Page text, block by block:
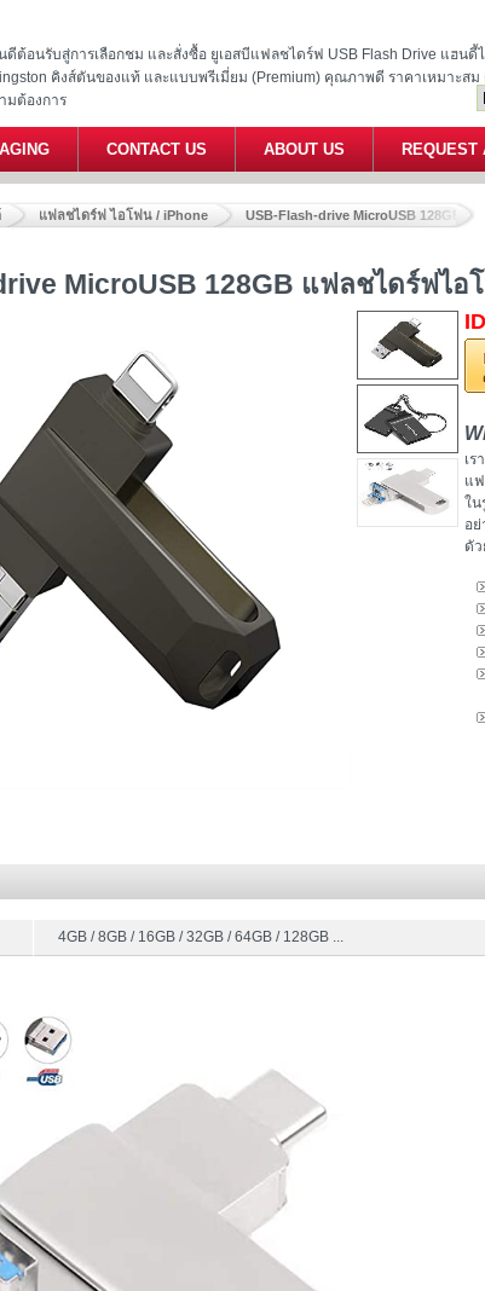
ดีต้อนรับสู่การเลือกชม และสั่งซื้อ ยูเอสบีแฟลชไดร์ฟ USB Flash Drive แฮนดี้
คิงส์ตันของแท้ และแบบพรีเมี่ยม (Premium) คุณภาพดี ราคาเหมาะส
มต้องการ
CONTACT US ABOUT US REQUEST
แฟลชไดร์ฟ ไอโฟน / iPhone USB-Flash-drive MicroUSB 128GB แ
MicroUSB 128GB แฟลชไดร์ฟไอ
เร
แ
ใน
อ
ดัว
4GB / 8GB / 16GB / 32GB / 64GB / 128GB ...